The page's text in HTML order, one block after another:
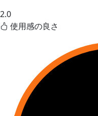
2.0
使用感の良さ